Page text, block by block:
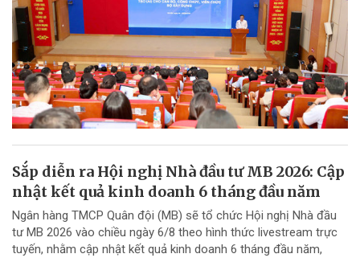
Sắp diễn ra Hội nghị Nhà đầu tư MB 2026: Cập
nhật kết quả kinh doanh 6 tháng đầu năm
Ngân hàng TMCP Quân đội (MB) sẽ tổ chức Hội nghị Nhà đầu
tư MB 2026 vào chiều ngày 6/8 theo hình thức livestream trực
tuyến, nhằm cập nhật kết quả kinh doanh 6 tháng đầu năm,